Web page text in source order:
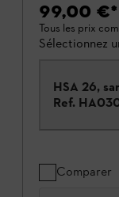
99,00 €*
Tous les prix
Sélectionnez
HSA 26,
Ref.
Comparer